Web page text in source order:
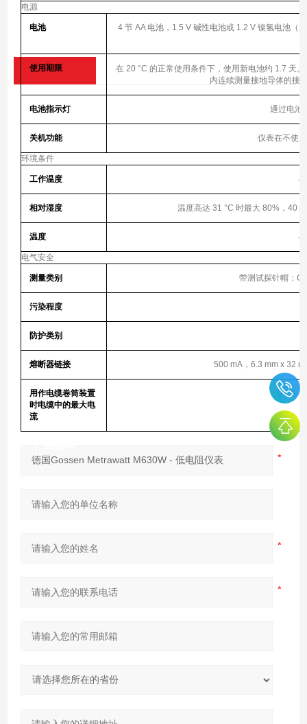
电源
电池
4 节 AA 电池，1.5 V 碱性电池或 1.2 V 镍氢电池（
使用期限
在 20 °C 的正常使用条件下，使用新电池约 1.7 天
内连续测量接地导体的接
电池指示灯 通过电池
关机功能 仪表在不使
环境条件
工作温度 -
相对湿度 温度高达 31 °C 时最大 80%，40
温度 -
电气安全
测量类别 带测试探针帽：
污染程度
防护类别
熔断器链接 500 mA，6.3 mm x 32
用作电缆卷筒装置
时电缆中的最大电
流
0.5 A